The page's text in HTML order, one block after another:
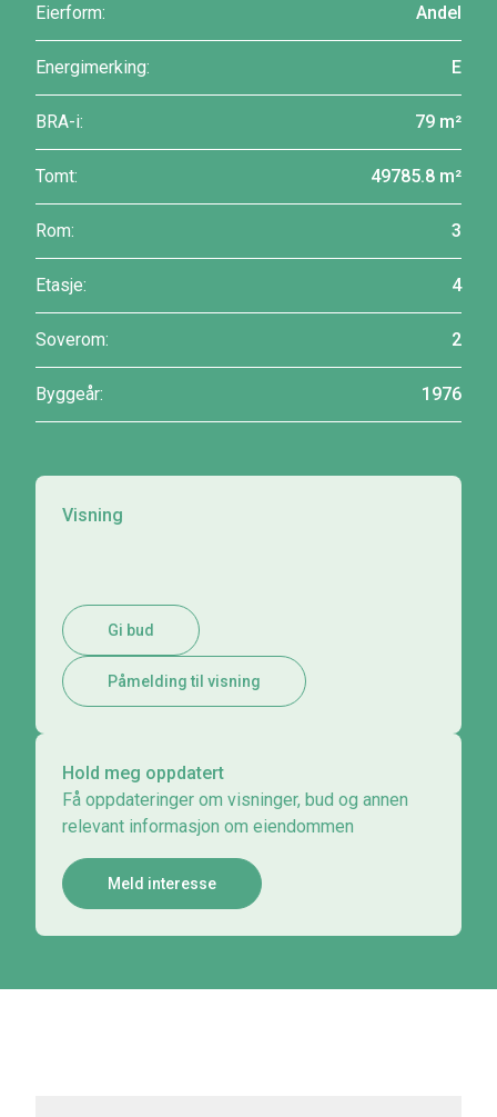
Eierform: Andel
Energimerking: E
BRA-i: 79 m²
Tomt: 49785.8 m²
Rom: 3
Etasje: 4
Soverom: 2
Byggeår: 1976
Visning
Gi bud
Påmelding til visning
Hold meg oppdatert
Få oppdateringer om visninger, bud og annen
relevant informasjon om eiendommen
Meld interesse